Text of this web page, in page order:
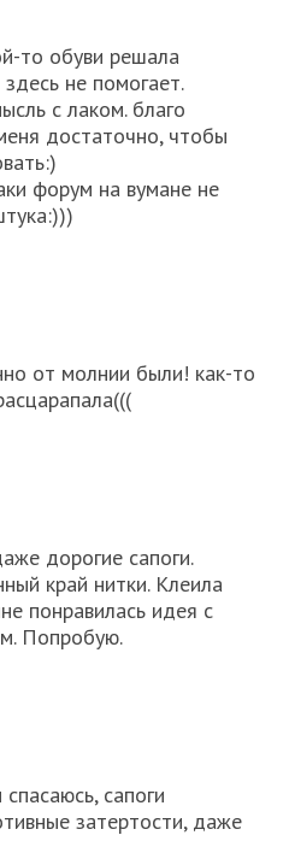
то обуви решала
не помогает.
с лаком. благо
достаточно, чтобы
форум на вумане не
от молнии были! как-то
дорогие сапоги.
край нитки. Клеила
понравилась идея с
Попробую.
сапоги
затертости, даже